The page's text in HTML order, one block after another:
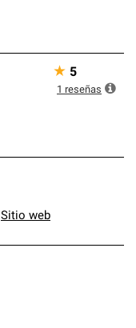
★ 5
1 reseñas
Sitio web